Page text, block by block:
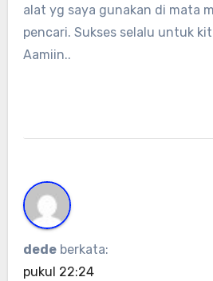
alat yg saya gunakan di mata
pencari. Sukses selalu untuk
Aamiin..
dede berkata:
pukul 22:24